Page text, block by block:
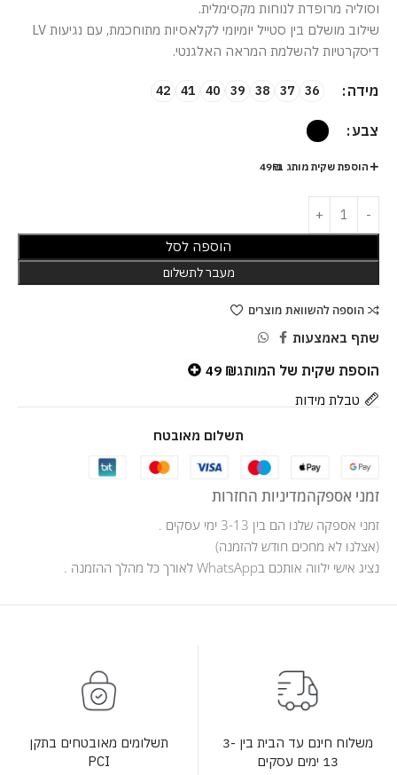
וסוליה מרופדת לנוחות מקסימלית.
שילוב מושלם בין סטייל יומיומי לקלאסיות מתוחכמת, עם נגיעות LV
דיסקרטיות להשלמת המראה האלגנטי.
מידה 36
37
38
39
40
41
42
צבע
הוספת שקית מותג ב-49₪
הוספה לסל
מעבר לתשלום
הוספה להשוואת מוצרים
שתף באמצעות
הוספת שקית של המותג 49 ₪
טבלת מידות
תשלום מאובטח
זמני אספקהמדיניות החזרות
זמני אספקה שלנו הם בין 3-13 ימי עסקים .
(אצלנו לא מחכים חודש להזמנה)
נציג אישי ילווה אותכם בWhatsApp לאורך כל מהלך ההזמנה .
משלוח חינם עד הבית בין 3-
13 ימים עסקים
תשלומים מאובטחים בתקן
PCI